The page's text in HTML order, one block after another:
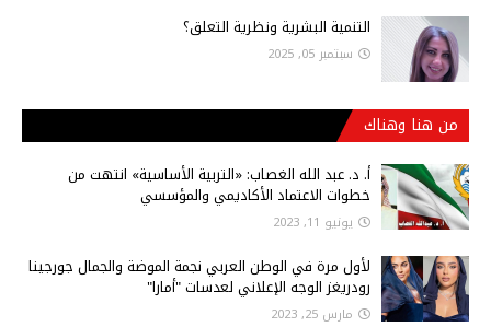
التنمية البشرية ونظرية التعلق؟
سبتمبر 05, 2025
من هنا وهناك
أ‌. د. عبد الله الغصاب: «التربية الأساسية» انتهت من
خطوات الاعتماد الأكاديمي والمؤسسي
يونيو 11, 2023
لأول مرة في الوطن العربي نجمة الموضة والجمال جورجينا
رودريغز الوجه الإعلاني لعدسات "أمارا"
مارس 25, 2023